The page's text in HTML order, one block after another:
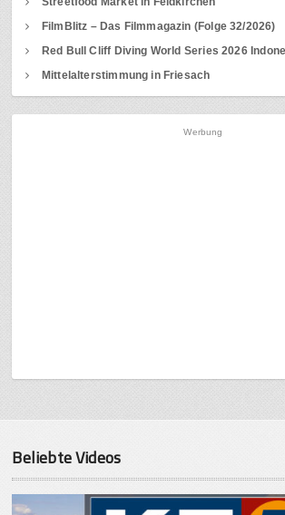
FilmBlitz – Das Filmmagazin (Folge 32/2026)
Red Bull Cliff Diving World Series 2026
Mittelalterstimmung in Friesach
Werbung
Beliebte Videos